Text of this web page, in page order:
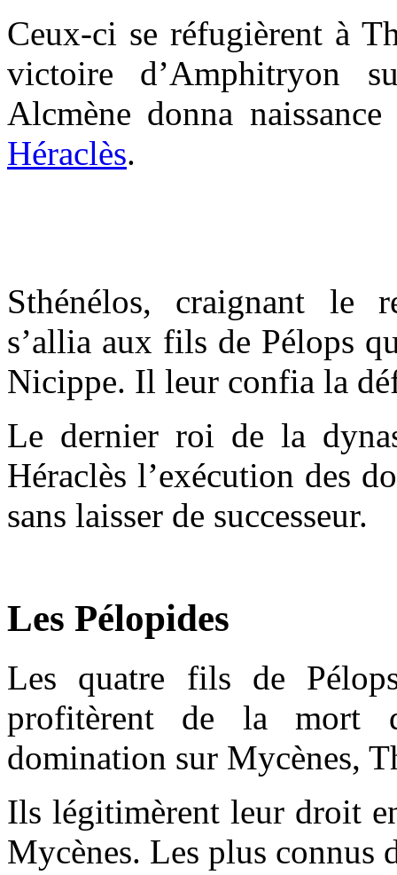
Ceux-ci se réfugièrent à
victoire d’Amphitryon
Alcmène donna
Héraclès.
Sthénélos, craignant le
s’allia aux fils de Pélops
Nicippe. Il leur confia la
Le dernier roi de la
Héraclès l’exécution des
sans laisser de successeur.
Les Pélopides
Les quatre fils de
profitèrent de la mort
domination sur Mycènes,
Ils légitimèrent leur droit
Mycènes. Les plus connus